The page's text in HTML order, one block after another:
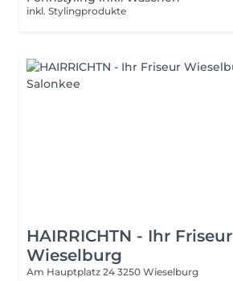
inkl. Stylingprodukte
HAIRRICHTN - Ihr Friseur
Wieselburg
Am Hauptplatz 24 3250 Wieselburg